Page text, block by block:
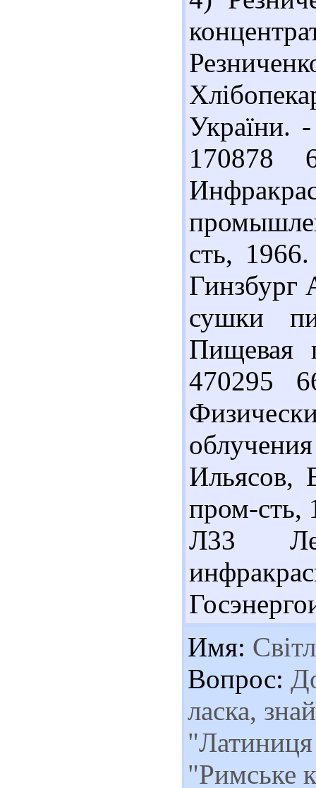
170878
сть,
Гинзбург
сушки
Пищевая
470295
пром-сть,
Л33
Имя:
Вопрос:
ласка,
"Римське